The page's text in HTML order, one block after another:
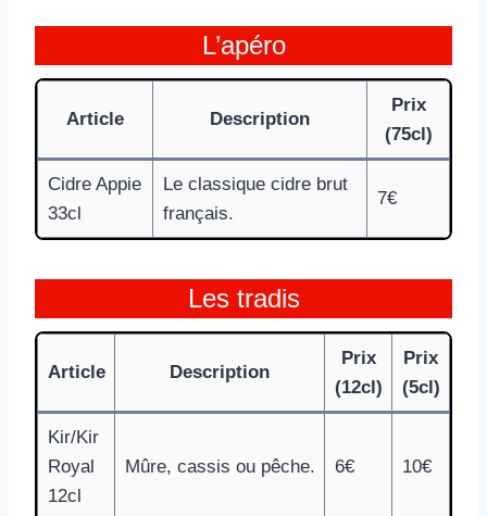
L’apéro
Article Description
Prix
(75cl)
Cidre Appie
33cl
Le classique cidre brut
français.
7€
Les tradis
Article Description
Prix
(12cl)
Prix
(5cl)
Kir/Kir
Royal
12cl
Mûre, cassis ou pêche. 6€ 10€